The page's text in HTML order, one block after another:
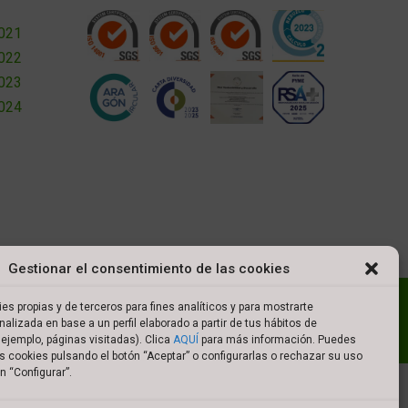
Gestionar el consentimiento de las cookies
propias y de terceros para fines analíticos y para mostrarte
en base a un perfil elaborado a partir de tus hábitos de
páginas visitadas). Clica AQUÍ para más información. Puedes
cookies pulsando el botón “Aceptar” o configurarlas o rechazar su uso
“Configurar”.
Política de cookies
Política de privacidad
de compra